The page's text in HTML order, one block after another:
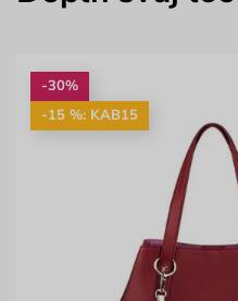
-30%
-15 %: KAB15